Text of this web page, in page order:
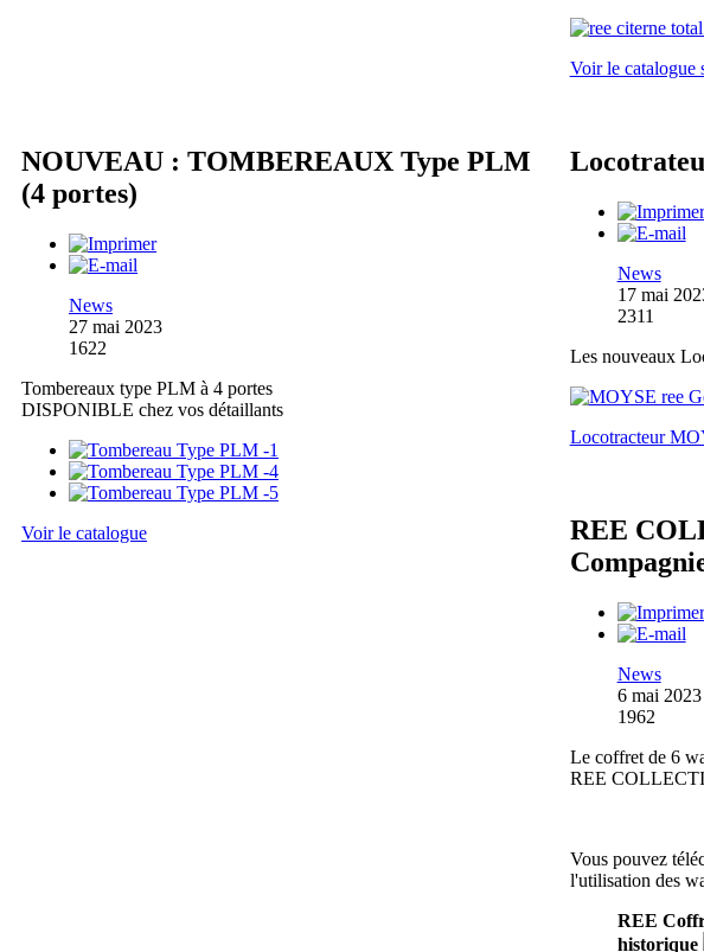
Voir le catalogue
NOUVEAU : TOMBEREAUX Type PLM
(4 portes)
News
27 mai 2023
1622
Tombereaux type PLM à 4 portes
DISPONIBLE chez vos détaillants
Voir le catalogue
News
17 mai
2311
Les nouveaux
Locotracteur
REE
News
6 mai 2023
1962
Le coffret de 6
REE
Vous pouvez
l'utilisation des
REE
historique